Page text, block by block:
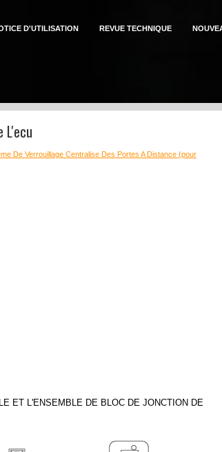
D'UTILISATION REVUE TECHNIQUE
L'ecu
De Verrouillage Centralise Des Portes A Distance (pour
ET L'ENSEMBLE DE BLOC DE JONCTION DE